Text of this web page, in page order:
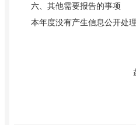
六、其他需要报告的事项
本年度没有产生信息公开处理